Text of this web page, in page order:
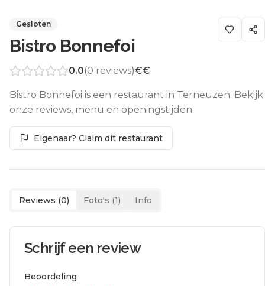
Gesloten
Bistro Bonnefoi
0.0(0 reviews)€€
Bistro Bonnefoi is een restaurant in Terneuzen. Bekijk
onze reviews, menu en openingstijden.
Eigenaar? Claim dit restaurant
Reviews (0) Foto's (1) Info
Schrijf een review
Beoordeling